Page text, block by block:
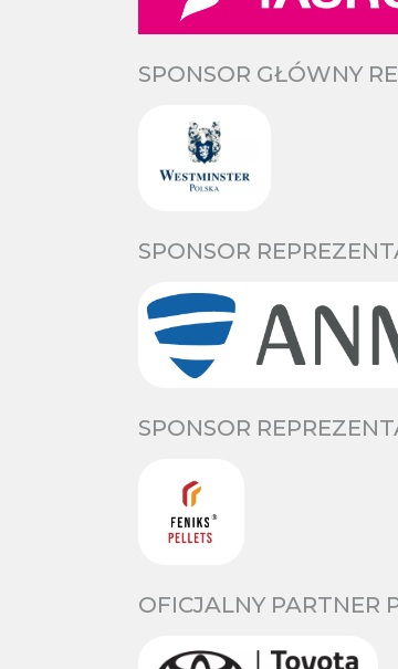
SPONSOR GŁÓWNY
SPONSOR
SPONSOR
OFICJALNY PARTNER